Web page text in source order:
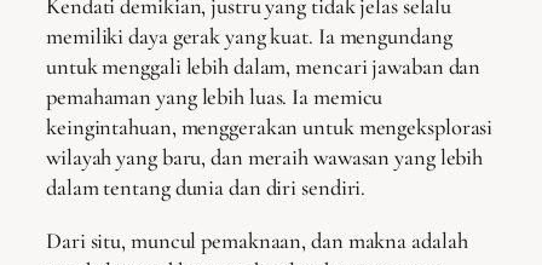
Kendati demikian, justru yang tidak jelas selalu
memiliki daya gerak yang kuat. Ia mengundang
untuk menggali lebih dalam, mencari jawaban dan
pemahaman yang lebih luas. Ia memicu
keingintahuan, menggerakan untuk mengeksplorasi
wilayah yang baru, dan meraih wawasan yang lebih
dalam tentang dunia dan diri sendiri.
Dari situ, muncul pemaknaan, dan makna adalah